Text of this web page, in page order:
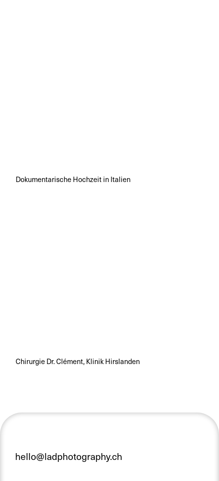
Dokumentarische Hochzeit in Italien
Chirurgie Dr. Clément, Klinik Hirslanden
hello@ladphotography.ch